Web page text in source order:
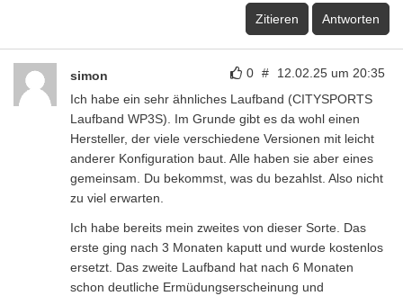
Zitieren Antworten
0 # 12.02.25 um 20:35
simon
Ich habe ein sehr ähnliches Laufband (CITYSPORTS
Laufband WP3S). Im Grunde gibt es da wohl einen
Hersteller, der viele verschiedene Versionen mit leicht
anderer Konfiguration baut. Alle haben sie aber eines
gemeinsam. Du bekommst, was du bezahlst. Also nicht
zu viel erwarten.
Ich habe bereits mein zweites von dieser Sorte. Das
erste ging nach 3 Monaten kaputt und wurde kostenlos
ersetzt. Das zweite Laufband hat nach 6 Monaten
schon deutliche Ermüdungserscheinung und